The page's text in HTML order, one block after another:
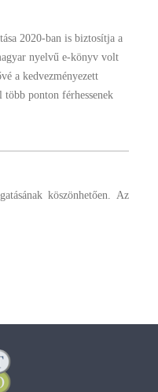
2020-ban is biztosítja a
nyelvű e-könyv volt
a kedvezményezett
ponton férhessenek
köszönhetően. Az